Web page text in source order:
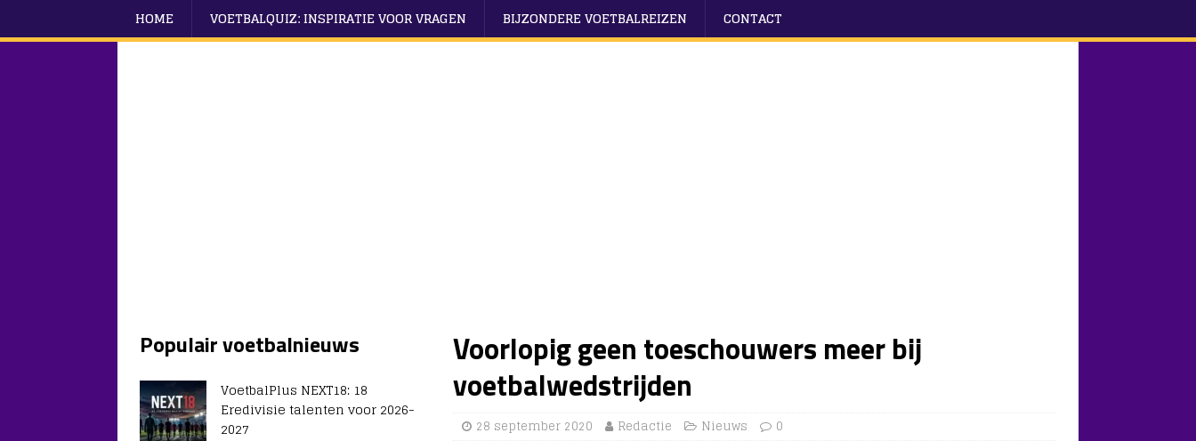
HOME VOETBALQUIZ: INSPIRATIE VOOR VRAGEN BIJZONDERE VOETBALREIZEN CONTACT
Voorlopig geen toeschouwers meer bij
voetbalwedstrijden
28 september 2020 Redactie Nieuws 0
Populair voetbalnieuws
VoetbalPlus NEXT18: 18
Eredivisie talenten voor 2026-
2027